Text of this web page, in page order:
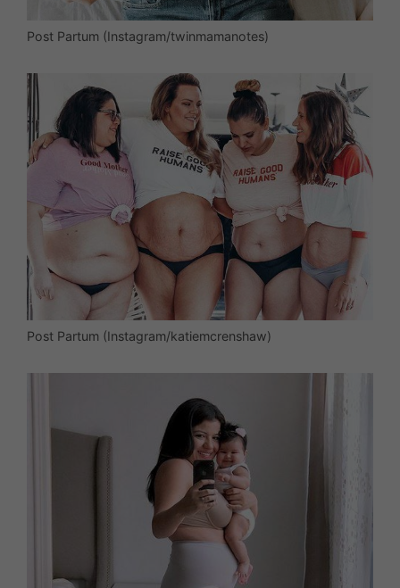
Post Partum (Instagram/twinmamanotes)
Post Partum (Instagram/katiemcrenshaw)